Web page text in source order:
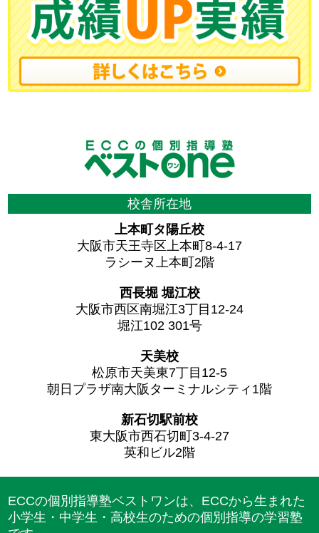
校舎所在地
上本町タ陽丘校
大阪市天王寺区上本町8-4-17
ラシーヌ上本町2階
西長堀 堀江校
大阪市西区南堀江3丁目12-24
堀江102 301号
天美校
松原市天美東7丁目12-5
朝日プラザ南大阪ターミナルシティ1階
新石切駅前校
東大阪市西石切町3-4-27
英和ビル2階
ECCの個別指導塾ベストワンは、ECCから生まれた
小学生・中学生・高校生のための個別指導の学習塾